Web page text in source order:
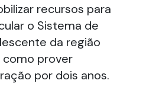
recursos para
o Sistema de
da região
como prover
por dois anos.